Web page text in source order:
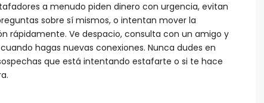
a menudo piden dinero con urgencia, evitan
sobre sí mismos, o intentan mover la
rápidamente. Ve despacio, consulta con un amigo y
hagas nuevas conexiones. Nunca dudes en
que está intentando estafarte o si te hace